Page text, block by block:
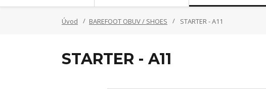
Úvod BAREFOOT OBUV / SHOES STARTER - A11
STARTER - A11